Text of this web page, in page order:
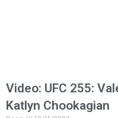
Video: UFC 255:
Katlyn Chookagian